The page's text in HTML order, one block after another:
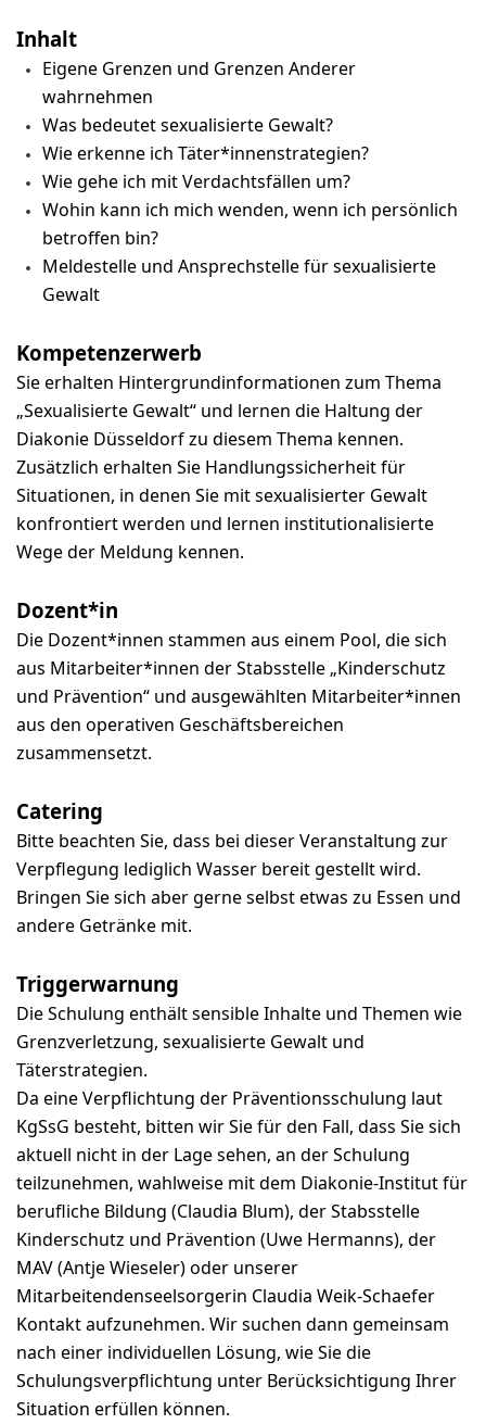
Inhalt
Eigene Grenzen und Grenzen Anderer
wahrnehmen
Was bedeutet sexualisierte Gewalt?
Wie erkenne ich Täter*innenstrategien?
Wie gehe ich mit Verdachtsfällen um?
Wohin kann ich mich wenden, wenn ich persönlich
betroffen bin?
Meldestelle und Ansprechstelle für sexualisierte
Gewalt
Kompetenzerwerb
Sie erhalten Hintergrundinformationen zum Thema
„Sexualisierte Gewalt“ und lernen die Haltung der
Diakonie Düsseldorf zu diesem Thema kennen.
Zusätzlich erhalten Sie Handlungssicherheit für
Situationen, in denen Sie mit sexualisierter Gewalt
konfrontiert werden und lernen institutionalisierte
Wege der Meldung kennen.
Dozent*in
Die Dozent*innen stammen aus einem Pool, die sich
aus Mitarbeiter*innen der Stabsstelle „Kinderschutz
und Prävention“ und ausgewählten Mitarbeiter*innen
aus den operativen Geschäftsbereichen
zusammensetzt.
Catering
Bitte beachten Sie, dass bei dieser Veranstaltung zur
Verpflegung lediglich Wasser bereit gestellt wird.
Bringen Sie sich aber gerne selbst etwas zu Essen und
andere Getränke mit.
Triggerwarnung
Die Schulung enthält sensible Inhalte und Themen wie
Grenzverletzung, sexualisierte Gewalt und
Täterstrategien.
Da eine Verpflichtung der Präventionsschulung laut
KgSsG besteht, bitten wir Sie für den Fall, dass Sie sich
aktuell nicht in der Lage sehen, an der Schulung
teilzunehmen, wahlweise mit dem Diakonie-Institut für
berufliche Bildung (Claudia Blum), der Stabsstelle
Kinderschutz und Prävention (Uwe Hermanns), der
MAV (Antje Wieseler) oder unserer
Mitarbeitendenseelsorgerin Claudia Weik-Schaefer
Kontakt aufzunehmen. Wir suchen dann gemeinsam
nach einer individuellen Lösung, wie Sie die
Schulungsverpflichtung unter Berücksichtigung Ihrer
Situation erfüllen können.